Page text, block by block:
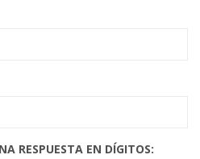
RESPUESTA EN DÍGITOS: